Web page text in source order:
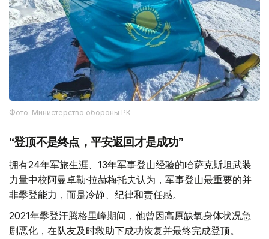
Фото: Министерство обороны РК
“登顶不是终点，平安返回才是成功”
拥有24年军旅生涯、13年军事登山经验的哈萨克斯坦武装
力量中校阿曼卓勒·拉赫梅托夫认为，军事登山最重要的并
非攀登能力，而是冷静、纪律和责任感。
2021年攀登汗腾格里峰期间，他曾因高原缺氧身体状况急
剧恶化，在队友及时救助下成功恢复并最终完成登顶。